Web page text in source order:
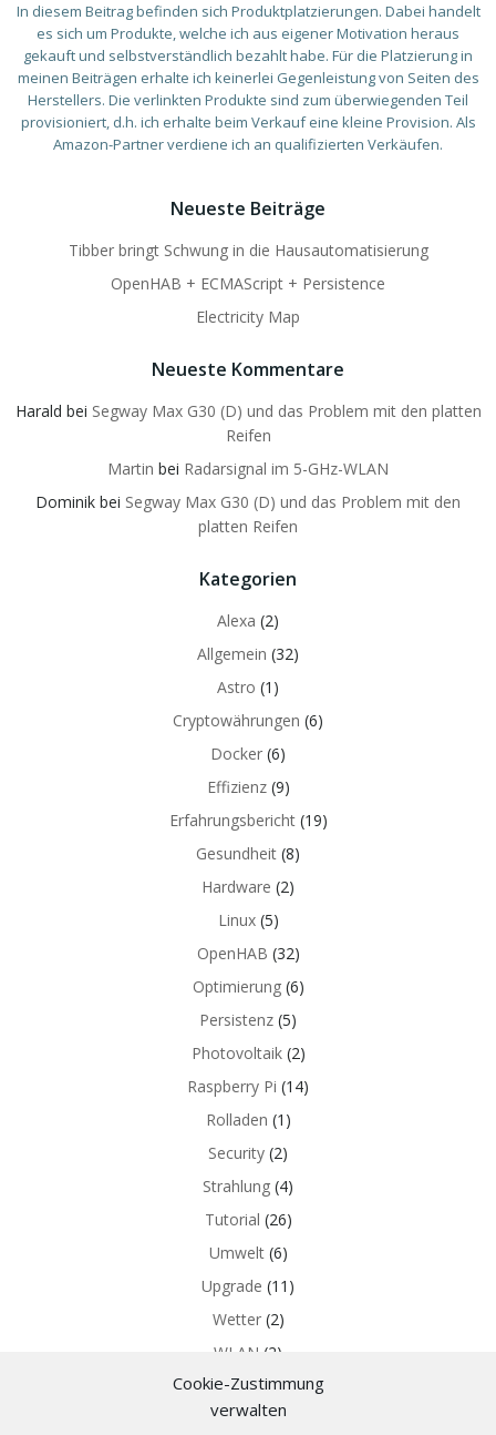
Cookie-Zustimmung
verwalten
In diesem Beitrag befinden sich Produktplatzierungen. Dabei handelt
es sich um Produkte, welche ich aus eigener Motivation heraus
gekauft und selbstverständlich bezahlt habe. Für die Platzierung in
meinen Beiträgen erhalte ich keinerlei Gegenleistung von Seiten des
Herstellers. Die verlinkten Produkte sind zum überwiegenden Teil
provisioniert, d.h. ich erhalte beim Verkauf eine kleine Provision. Als
Amazon-Partner verdiene ich an qualifizierten Verkäufen.
Neueste Beiträge
Tibber bringt Schwung in die Hausautomatisierung
OpenHAB + ECMAScript + Persistence
Electricity Map
Neueste Kommentare
Harald bei Segway Max G30 (D) und das Problem mit den platten
Reifen
Martin bei Radarsignal im 5-GHz-WLAN
Dominik bei Segway Max G30 (D) und das Problem mit den
platten Reifen
Kategorien
Alexa (2)
Allgemein (32)
Astro (1)
Cryptowährungen (6)
Docker (6)
Effizienz(9)
Erfahrungsbericht(19)
Gesundheit (8)
Hardware (2)
Linux(5)
OpenHAB (32)
Optimierung(6)
Persistenz (5)
Photovoltaik(2)
Raspberry Pi (14)
Rolladen (1)
Security (2)
Strahlung (4)
Tutorial (26)
Umwelt(6)
Upgrade (11)
Wetter(2)
WLAN (2)
Z-WAVE(5)